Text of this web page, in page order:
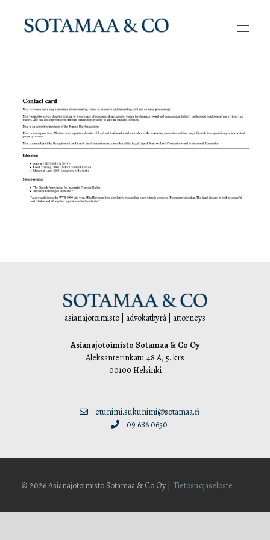
IHMISET
ASIAKKAAT
asianajotoimisto | advokatbyrå | attorneys
Asianajotoimisto Sotamaa & Co Oy
Aleksanterinkatu 48 A, 5. krs
00100 Helsinki
etunimi.sukunimi@sotamaa.fi
09 686 0650
© 2026 Asianajotoimisto Sotamaa & Co Oy | Tietosuojaseloste